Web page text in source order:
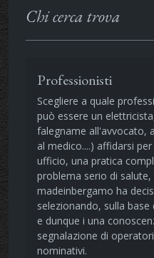
Chi cerca trova
Professionisti
Scegliere a quale
può essere un
falegname all'avvocato,
al medico....) affidarsi
ufficio, una pratica
problema serio di
madeinbergamo ha
selezionando, sulla
e dunque i una
segnalazione di
nominativi.